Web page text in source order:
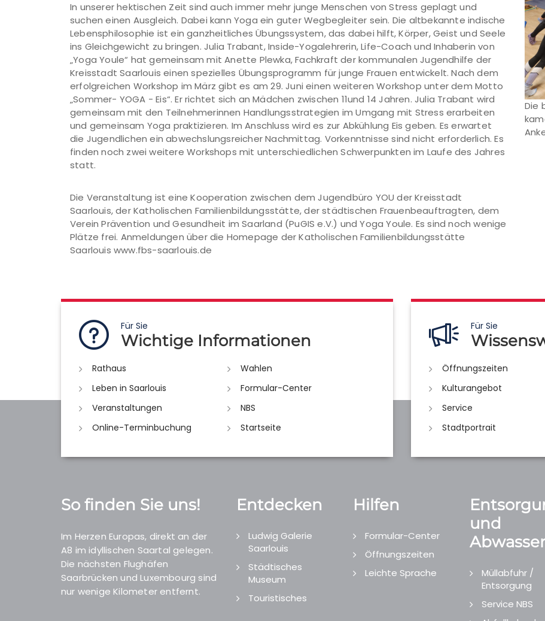
In unserer hektischen Zeit sind auch immer mehr junge Menschen von Stress geplagt und
suchen einen Ausgleich. Dabei kann Yoga ein guter Wegbegleiter sein. Die altbekannte indische
Lebensphilosophie ist ein ganzheitliches Übungssystem, das dabei hilft, Körper, Geist und Seele
ins Gleichgewicht zu bringen. Julia Trabant, Inside-Yogalehrerin, Life-Coach und Inhaberin von
„Yoga Youle“ hat gemeinsam mit Anette Plewka, Fachkraft der kommunalen Jugendhilfe der
Kreisstadt Saarlouis einen spezielles Übungsprogramm für junge Frauen entwickelt. Nach dem
erfolgreichen Workshop im März gibt es am 29. Juni einen weiteren Workshop unter dem Motto
„Sommer- YOGA - Eis“. Er richtet sich an Mädchen zwischen 11und 14 Jahren. Julia Trabant wird
gemeinsam mit den Teilnehmerinnen Handlungsstrategien im Umgang mit Stress erarbeiten
und gemeinsam Yoga praktizieren. Im Anschluss wird es zur Abkühlung Eis geben. Es erwartet
die Jugendlichen ein abwechslungsreicher Nachmittag. Vorkenntnisse sind nicht erforderlich. Es
finden noch zwei weitere Workshops mit unterschiedlichen Schwerpunkten im Laufe des Jahres
statt.
Die Veranstaltung ist eine Kooperation zwischen dem Jugendbüro YOU der Kreisstadt
Saarlouis, der Katholischen Familienbildungsstätte, der städtischen Frauenbeauftragten, dem
Verein Prävention und Gesundheit im Saarland (PuGIS e.V.) und Yoga Youle. Es sind noch wenige
Plätze frei. Anmeldungen über die Homepage der Katholischen Familienbildungsstätte
Saarlouis www.fbs-saarlouis.de
Die
Für Sie
Wichtige Informationen
Rathaus
Wahlen
Leben in Saarlouis
Formular-Center
Veranstaltungen
NBS
Online-Terminbuchung
Startseite
Für Sie
Öffnungszeiten
Kulturangebot
Service
Stadtportrait
So finden Sie uns!
Im Herzen Europas, direkt an der
A8 im idyllischen Saartal gelegen.
Die nächsten Flughäfen
Saarbrücken und Luxembourg sind
nur wenige Kilometer entfernt.
Entdecken
Ludwig Galerie
Saarlouis
Städtisches
Museum
Touristisches
Hilfen
Formular-Center
Öffnungszeiten
Leichte Sprache
und
Abwasser
Müllabfuhr /
Entsorgung
Service NBS